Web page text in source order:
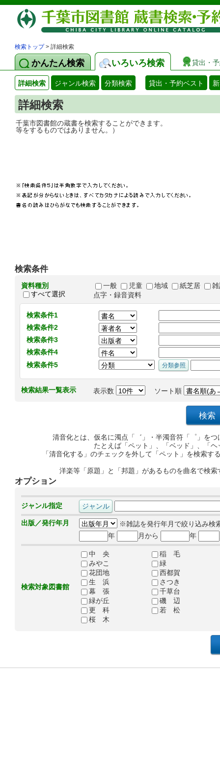
検索トップ> 詳細検索
かんたん検索 いろいろ検索 貸出・
詳細検索 ジャンル検索 分類検索 貸出・予約ベスト
詳細検索
千葉市図書館の蔵書を検索することがで
等をするものではありません。）
検索条件
資料種別
すべて選択
一般 児童 地域 紙芝居
点字・録音資料
検索条件1
検索条件2
検索条件3
検索条件4
検索条件5
検索結果一覧表示 表示数 ソート順
清音化とは、仮名に濁点「゛」・半濁音符「゜」を
たとえば「ペット」、「ベッド」、「
「清音化する」のチェックを外して「ペット」を検索
洋楽等「原題」と「邦題」があるものを曲名で検
オプション
ジャンル指定
出版／発行年月
※雑誌を発行年月で絞り込み検
年
月から 年
検索対象図書館
中 央
稲 毛
みやこ
緑
花団地
西都賀
生 浜
さつき
幕 張
千草台
緑が丘
磯 辺
更 科
若 松
桜 木